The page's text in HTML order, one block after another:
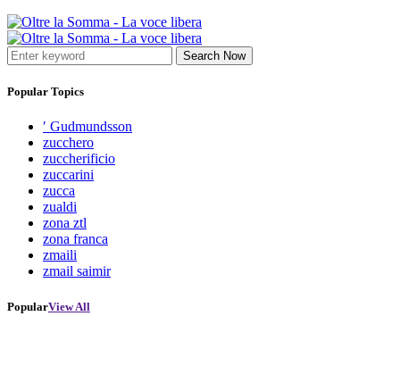
Search Now
Popular Topics
′ Gudmundsson
zucchero
zuccherificio
zuccarini
zucca
zualdi
zona ztl
zona franca
zmaili
zmail saimir
PopularView All